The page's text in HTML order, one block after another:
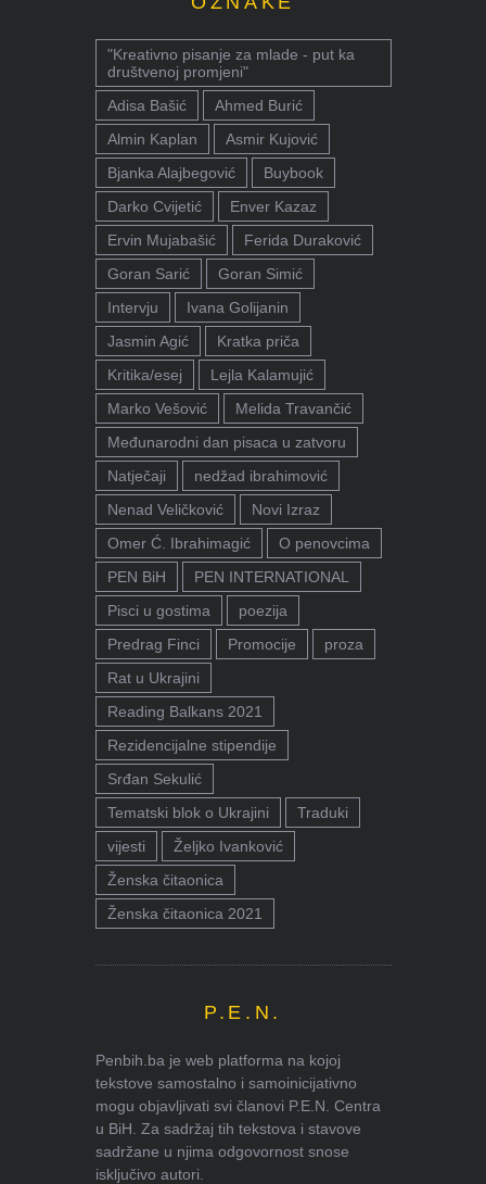
"Kreativno pisanje za mlade - put ka
društvenoj promjeni"
Adisa Bašić
Ahmed Burić
Almin Kaplan
Asmir Kujović
Bjanka Alajbegović
Buybook
Darko Cvijetić
Enver Kazaz
Ervin Mujabašić
Ferida Duraković
Goran Sarić
Goran Simić
Intervju
Ivana Golijanin
Jasmin Agić
Kratka priča
Kritika/esej
Lejla Kalamujić
Marko Vešović
Melida Travančić
Međunarodni dan pisaca u zatvoru
Natječaji
nedžad ibrahimović
Nenad Veličković
Novi Izraz
Omer Ć. Ibrahimagić
O penovcima
PEN BiH
PEN INTERNATIONAL
Pisci u gostima
poezija
Predrag Finci
Promocije
proza
Rat u Ukrajini
Reading Balkans 2021
Rezidencijalne stipendije
Srđan Sekulić
Tematski blok o Ukrajini
Traduki
vijesti
Željko Ivanković
Ženska čitaonica
Ženska čitaonica 2021
P.E.N.
Penbih.ba je web platforma na kojoj
tekstove samostalno i samoinicijativno
mogu objavljivati svi članovi P.E.N. Centra
u BiH. Za sadržaj tih tekstova i stavove
sadržane u njima odgovornost snose
isključivo autori.